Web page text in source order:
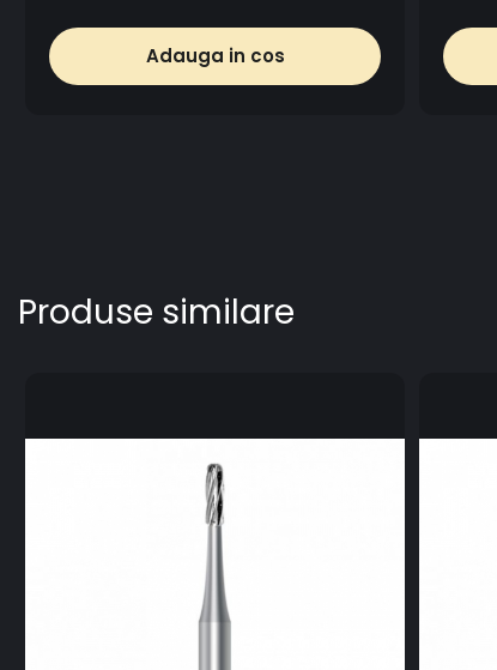
Adauga in cos
Produse similare